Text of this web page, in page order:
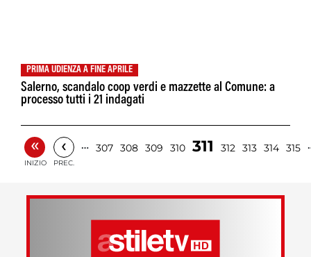
PRIMA UDIENZA A FINE APRILE
Salerno, scandalo coop verdi e mazzette al Comune: a
processo tutti i 21 indagati
«
INIZIO
‹
PREC.
… 307 308 309 310 311 312 313 314 315